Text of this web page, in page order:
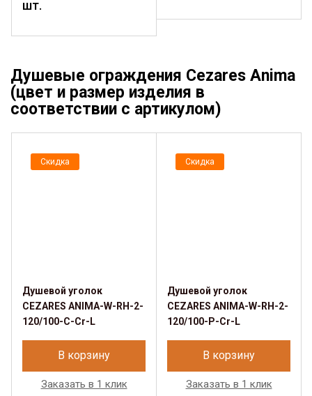
шт.
Душевые ограждения Cezares Anima
(цвет и размер изделия в
соответствии с артикулом)
Скидка
Душевой уголок
CEZARES ANIMA-W-RH-2-
120/100-C-Cr-L
В корзину
Заказать в 1 клик
Скидка
Душевой уголок
CEZARES ANIMA-W-RH-2-
120/100-P-Cr-L
В корзину
Заказать в 1 клик